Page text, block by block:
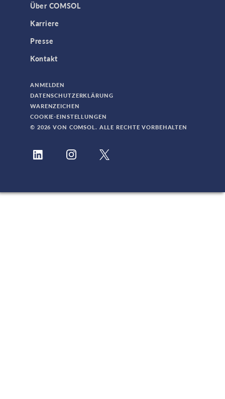
Über COMSOL
Karriere
Presse
Kontakt
ANMELDEN
DATENSCHUTZERKLÄRUNG
WARENZEICHEN
COOKIE-EINSTELLUNGEN
© 2026 VON COMSOL. ALLE RECHTE VORBEHALTEN